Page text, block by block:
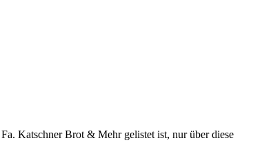
Katschner Brot & Mehr gelistet ist, nur über diese